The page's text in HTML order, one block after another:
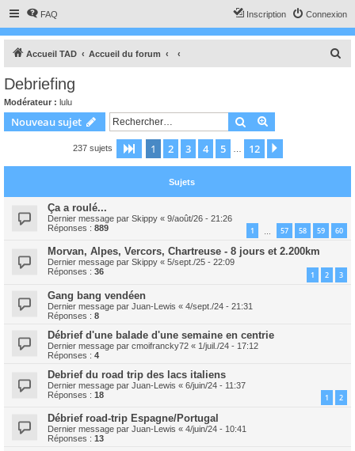
FAQ Connexion
Inscription
Accueil TAD Accueil du forum
c
r
Debriefing
Modérateur : lulu
Nouveau sujet Rechercher
237 sujets Page 1sur12
1 2 3 4 5 12
Sujets
Ça a roulé...
Dernier message par Skippy « 9/août/26 - 21:26
Réponses : 889 1 57 58 59 60
Morvan, Alpes, Vercors, Chartreuse - 8 jours et 2.200km
Dernier message par Skippy « 5/sept./25 - 22:09
Réponses : 36 1 2 3
Gang bang vendéen
Dernier message par Juan-Lewis « 4/sept./24 - 21:31
Réponses : 8
Débrief d'une balade d'une semaine en centrie
Dernier message par cmoifrancky72 « 1/juil./24 - 17:12
Réponses : 4
Debrief du road trip des lacs italiens
Dernier message par Juan-Lewis « 6/juin/24 - 11:37
Réponses : 18 1 2
Débrief road-trip Espagne/Portugal
Dernier message par Juan-Lewis « 4/juin/24 - 10:41
Réponses : 13